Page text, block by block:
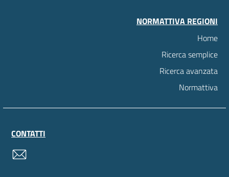
NORMATTIVA REGIONI
Home
Ricerca semplice
Ricerca avanzata
Normattiva
CONTATTI